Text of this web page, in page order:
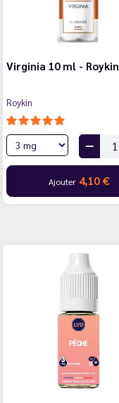
Virginia 10 ml - Roykin
Roykin
Ajouter 4,10 €